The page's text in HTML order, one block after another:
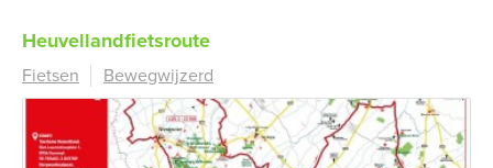
Heuvellandfietsroute
Fietsen Bewegwijzerd